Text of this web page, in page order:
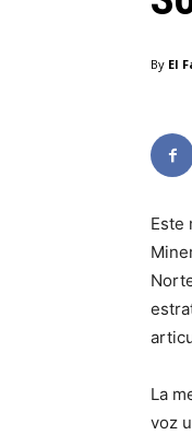
By El
Este
La
voz